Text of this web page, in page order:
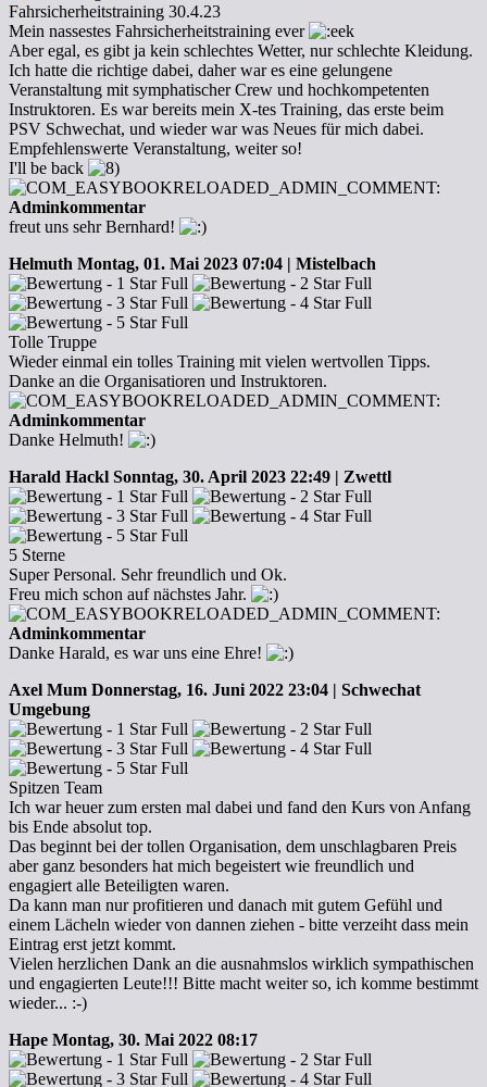
Fahrsicherheitstraining 30.4.23
Mein nassestes Fahrsicherheitstraining ever
Aber egal, es gibt ja kein schlechtes Wetter, nur schlechte Kleidung.
Ich hatte die richtige dabei, daher war es eine gelungene
Veranstaltung mit symphatischer Crew und hochkompetenten
Instruktoren. Es war bereits mein X-tes Training, das erste beim
PSV Schwechat, und wieder war was Neues für mich dabei.
Empfehlenswerte Veranstaltung, weiter so!
I'll be back
Adminkommentar
freut uns sehr Bernhard!
Helmuth Montag, 01. Mai 2023 07:04 | Mistelbach
Tolle Truppe
Wieder einmal ein tolles Training mit vielen wertvollen Tipps.
Danke an die Organisatioren und Instruktoren.
Adminkommentar
Danke Helmuth!
Harald Hackl Sonntag, 30. April 2023 22:49 | Zwettl
5 Sterne
Super Personal. Sehr freundlich und Ok.
Freu mich schon auf nächstes Jahr.
Adminkommentar
Danke Harald, es war uns eine Ehre!
Axel Mum Donnerstag, 16. Juni 2022 23:04 | Schwechat
Umgebung
Spitzen Team
Ich war heuer zum ersten mal dabei und fand den Kurs von Anfang
bis Ende absolut top.
Das beginnt bei der tollen Organisation, dem unschlagbaren Preis
aber ganz besonders hat mich begeistert wie freundlich und
engagiert alle Beteiligten waren.
Da kann man nur profitieren und danach mit gutem Gefühl und
einem Lächeln wieder von dannen ziehen - bitte verzeiht dass mein
Eintrag erst jetzt kommt.
Vielen herzlichen Dank an die ausnahmslos wirklich sympathischen
und engagierten Leute!!! Bitte macht weiter so, ich komme bestimmt
wieder... :-)
Hape Montag, 30. Mai 2022 08:17